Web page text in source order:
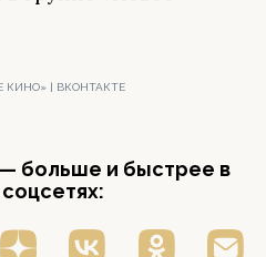
КИНО» | ВКОНТАКТЕ
больше и быстрее в